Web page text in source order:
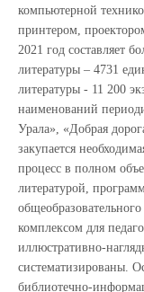
компьютерной
принтером,
2021 год составляет
литературы – 4731
литературы - 11 200
наименований
Урала», «Добрая
закупается
процесс в полном
литературой,
комплексом для
иллюстративно-
систематизированы.
библиотечно-